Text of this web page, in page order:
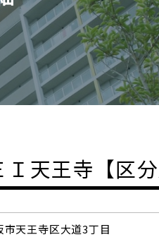
天王寺【区分
市天王寺区大道3丁目